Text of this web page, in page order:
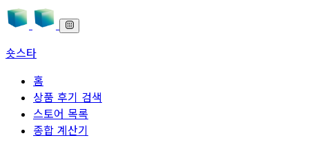
숏스타
홈
상품 후기 검색
스토어 목록
종합 계산기